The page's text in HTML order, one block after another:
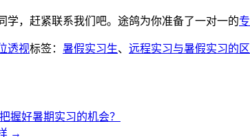
学，赶紧联系我们吧。途鸽为你准备了一对一的
透视标签： 暑假实习生、 远程实习与暑假实习的区
握好暑期实习的机会？
→